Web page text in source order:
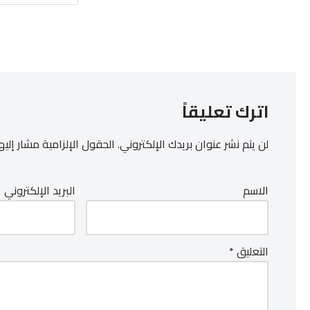
اترك تعليقاً
لن يتم نشر عنوان بريدك الإلكتروني.الحقول الإلزامية مشار
الاسم البريد الإلكتروني
التعليق*